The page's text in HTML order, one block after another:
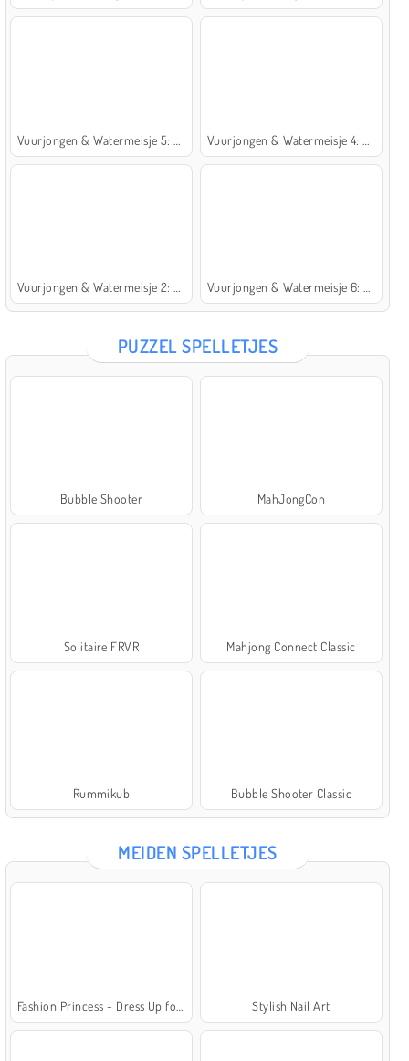
PUZZEL SPELLETJES
Bubble Shooter MahJongCon
Solitaire FRVR Mahjong Connect Classic
Rummikub Bubble Shooter Classic
MEIDEN SPELLETJES
Stylish Nail Art